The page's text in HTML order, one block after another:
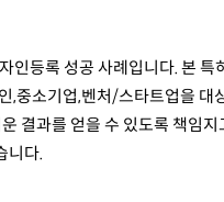
등록 성공 사례입니다. 본 특
,중소기업,벤처/스타트업을
결과를 얻을 수 있도록 책임
니다.